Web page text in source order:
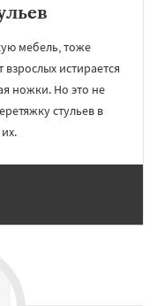
мебель, тоже
взрослых истирается
ножки. Но это не
стульев в